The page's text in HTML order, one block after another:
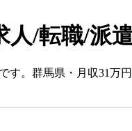
人/転職/派
。群馬県・月収31